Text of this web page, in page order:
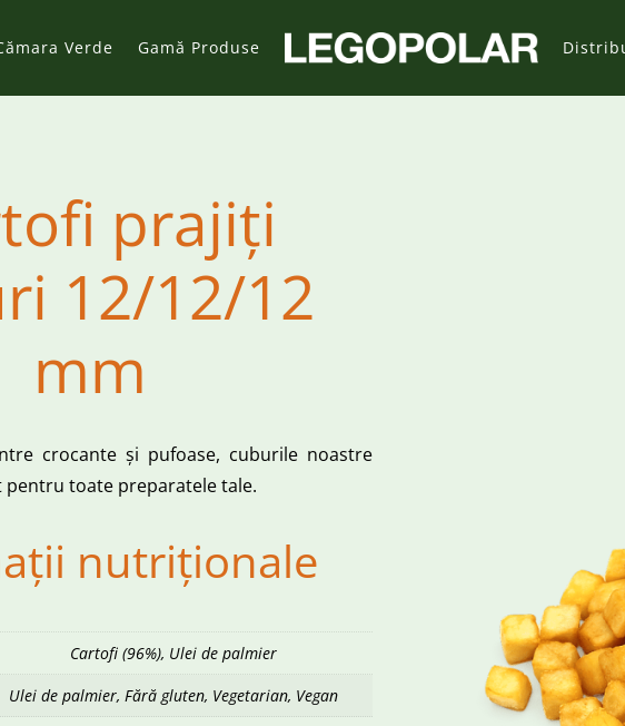
Verde Gamă Produse
prajiți
12/12/12
mm
crocante și pufoase, cuburile noastre
toate preparatele tale.
nutriționale
Cartofi (96%), Ulei de palmier
Ulei de palmier, Fără gluten, Vegetarian, Vegan